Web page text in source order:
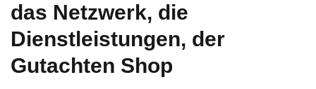
das Netzwerk, die
Dienstleistungen, der
Gutachten Shop